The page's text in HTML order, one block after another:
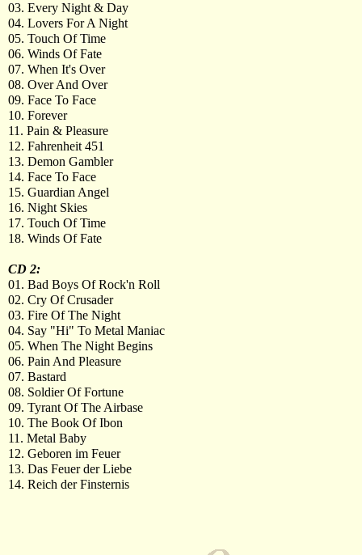
03. Every Night & Day
04. Lovers For A Night
05. Touch Of Time
06. Winds Of Fate
07. When It's Over
08. Over And Over
09. Face To Face
10. Forever
11. Pain & Pleasure
12. Fahrenheit 451
13. Demon Gambler
14. Face To Face
15. Guardian Angel
16. Night Skies
17. Touch Of Time
18. Winds Of Fate
CD 2:
01. Bad Boys Of Rock'n Roll
02. Cry Of Crusader
03. Fire Of The Night
04. Say "Hi" To Metal Maniac
05. When The Night Begins
06. Pain And Pleasure
07. Bastard
08. Soldier Of Fortune
09. Tyrant Of The Airbase
10. The Book Of Ibon
11. Metal Baby
12. Geboren im Feuer
13. Das Feuer der Liebe
14. Reich der Finsternis